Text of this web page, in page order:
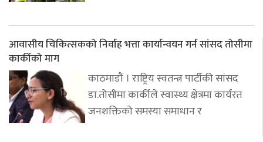
आवासीय चिकित्सकको निर्वाह भत्ता कार्यान्वयन गर्न सांसद तोसीमा
कार्कीको माग
काठमाडौं । राष्ट्रिय स्वतन्त्र पार्टीकी सांसद
डा.तोसीमा कार्कीले स्वास्थ्य क्षेत्रमा कार्यरत
जनशक्तिको समस्या समाधान र